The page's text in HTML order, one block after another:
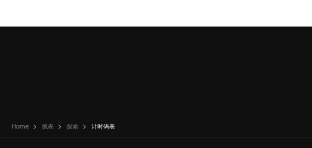
Home 腕表 探索 计时码表